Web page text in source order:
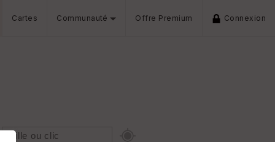
Cartes Communauté Offre Premium Connexion